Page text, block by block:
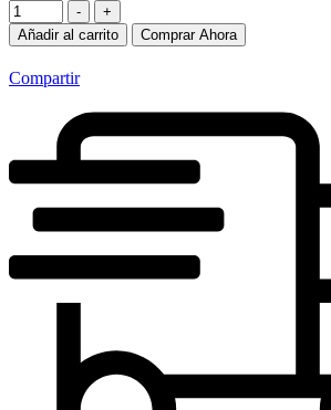
-
+
Añadir al carrito
Comprar Ahora
Compartir